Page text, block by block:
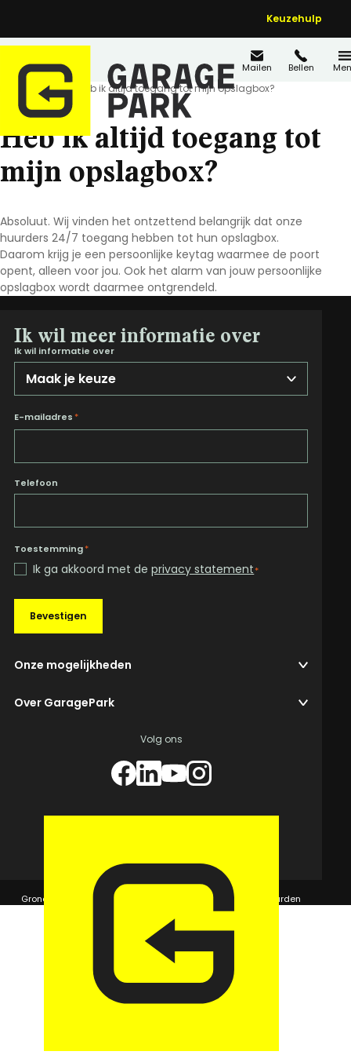
Keuzehulp
Mailen Bellen
FAQ's Heb ik altijd toegang tot mijn opslagbox?
Heb ik altijd toegang tot
mijn opslagbox?
Absoluut. Wij vinden het ontzettend belangrijk dat onze
huurders 24/7 toegang hebben tot hun opslagbox.
Daarom krijg je een persoonlijke keytag waarmee de poort
opent, alleen voor jou. Ook het alarm van jouw persoonlijke
opslagbox wordt daarmee ontgrendeld.
Ik wil meer informatie over
Ik wil informatie over
E-mailadres *
Telefoon
Toestemming*
Ik ga akkoord met deprivacy statement*
Bevestigen
Onze mogelijkheden
Over GaragePark
Volg ons
© 2026 GaragePark.
Grondposities
365Beheer & GaragePark Algemene voorwaarden